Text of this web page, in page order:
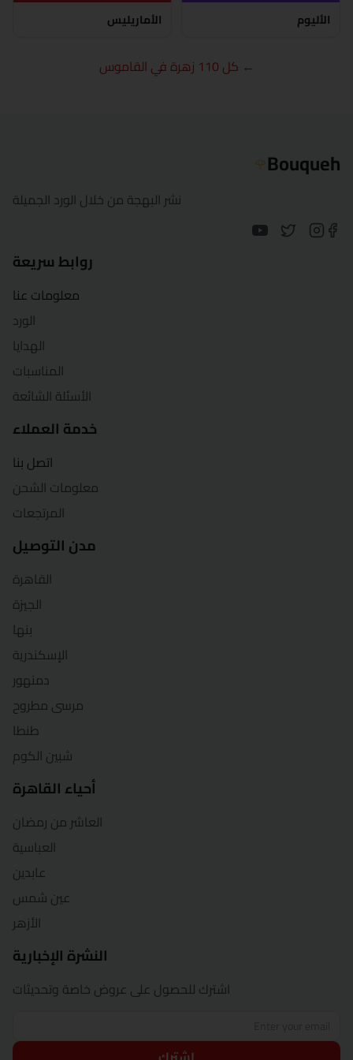
الأليوم الأماريليس
← كل 110 زهرة في القاموس
Bouqueh
🌹
نشر البهجة من خلال الورد الجميلة
روابط سريعة
معلومات عنا
الورد
الهدايا
المناسبات
الأسئلة الشائعة
خدمة العملاء
اتصل بنا
معلومات الشحن
المرتجعات
مدن التوصيل
القاهرة
الجيزة
بنها
الإسكندرية
دمنهور
مرسى مطروح
طنطا
شبين الكوم
أحياء القاهرة
العاشر من رمضان
العباسية
عابدين
عين شمس
الأزهر
النشرة الإخبارية
اشترك للحصول على عروض خاصة وتحديثات
الخارجة
المنصورة